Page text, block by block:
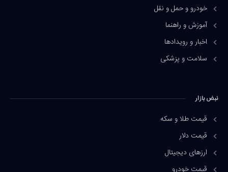
خودرو و حمل و نقل
آموزش و راهنما
اخبار و رویدادها
سلامت و پزشکی
نبض بازار
قیمت طلا و سکه
قیمت دلار
ارزهای دیجیتال